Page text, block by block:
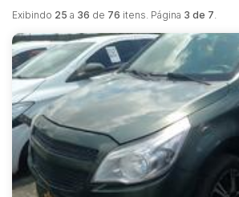
Exibindo 25 a 36 de 76 itens. Página 3 de 7.